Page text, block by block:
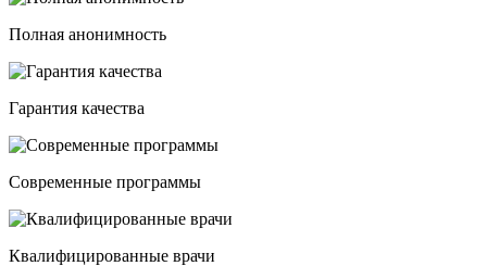
Полная анонимность
Гарантия качества
Современные программы
Квалифицированные врачи